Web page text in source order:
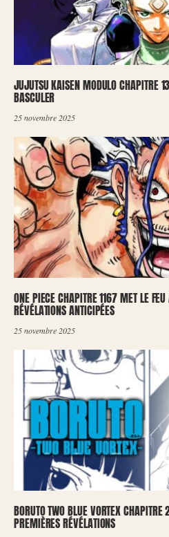
JUJUTSU KAISEN MODULO CHAPITRE
BASCULER
25 novembre 2025
ONE PIECE CHAPITRE 1167 MET LE
RÉVÉLATIONS ANTICIPÉES
25 novembre 2025
BORUTO TWO BLUE VORTEX
PREMIÈRES RÉVÉLATIONS